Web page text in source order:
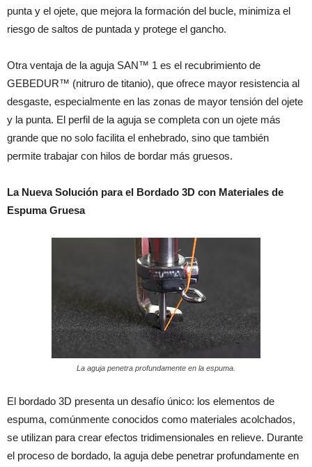
punta y el ojete, que mejora la formación del bucle, minimiza el
riesgo de saltos de puntada y protege el gancho.
Otra ventaja de la aguja SAN™ 1 es el recubrimiento de
GEBEDUR™ (nitruro de titanio), que ofrece mayor resistencia al
desgaste, especialmente en las zonas de mayor tensión del ojete
y la punta. El perfil de la aguja se completa con un ojete más
grande que no solo facilita el enhebrado, sino que también
permite trabajar con hilos de bordar más gruesos.
La Nueva Solución para el Bordado 3D con Materiales de
Espuma Gruesa
La aguja penetra profundamente en la espuma.
El bordado 3D presenta un desafío único: los elementos de
espuma, comúnmente conocidos como materiales acolchados,
se utilizan para crear efectos tridimensionales en relieve. Durante
el proceso de bordado, la aguja debe penetrar profundamente en